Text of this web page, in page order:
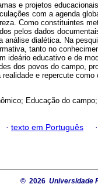
e projetos
com a agenda
Como constituintes
pelos dados
análise dialética. Na
tanto no
ideário educativo e de
dos povos do campo,
e repercute como
Educação do
· texto em Português ·
© 2026 Universidade